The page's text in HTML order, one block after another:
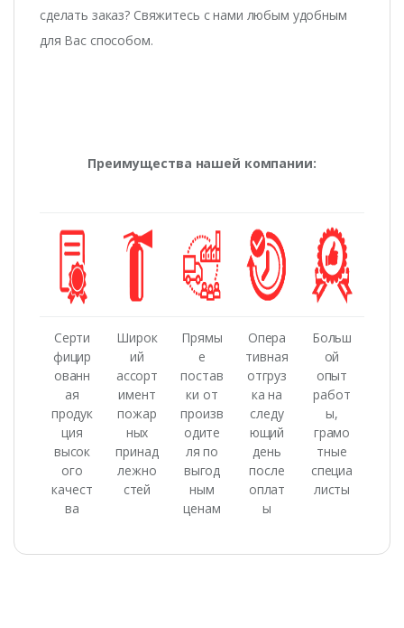
сделать заказ? Свяжитесь с нами любым удобным
для Вас способом.
Преимущества нашей компании:
Серти
фицир
ованн
ая
продук
ция
высок
ого
качест
ва
Широк
ий
ассорт
имент
пожар
ных
принад
лежно
стей
Прямы
е
постав
ки от
произв
одите
ля по
выгод
ным
ценам
Опера
тивная
отгруз
ка на
следу
ющий
день
после
оплат
ы
Больш
ой
опыт
работ
ы,
грамо
тные
специа
листы